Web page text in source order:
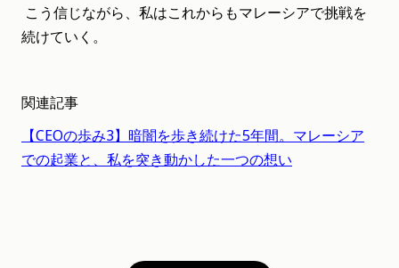
こう信じながら、私はこれからもマレーシアで挑戦を
続けていく。
関連記事
【CEOの歩み3】暗闇を歩き続けた5年間。マレーシア
での起業と、私を突き動かした一つの想い